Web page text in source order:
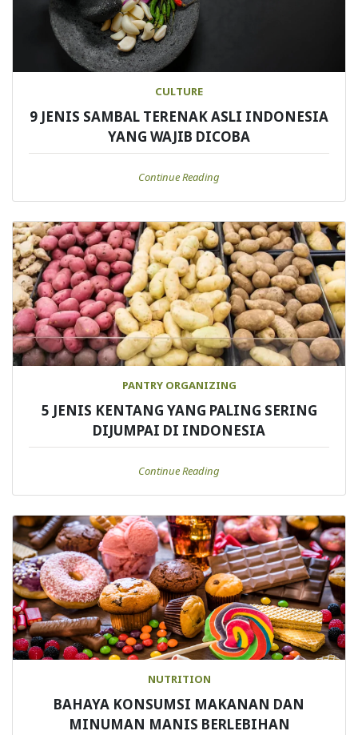
CULTURE
9 JENIS SAMBAL TERENAK ASLI INDONESIA
YANG WAJIB DICOBA
Continue Reading
PANTRY ORGANIZING
5 JENIS KENTANG YANG PALING SERING
DIJUMPAI DI INDONESIA
Continue Reading
NUTRITION
BAHAYA KONSUMSI MAKANAN DAN
MINUMAN MANIS BERLEBIHAN